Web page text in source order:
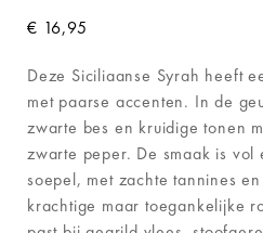
€ 16,95
Deze Siciliaanse Syrah heeft
met paarse accenten. In de
zwarte bes en kruidige tonen
zwarte peper. De smaak is vol
soepel, met zachte tannines
krachtige maar toegankelijke